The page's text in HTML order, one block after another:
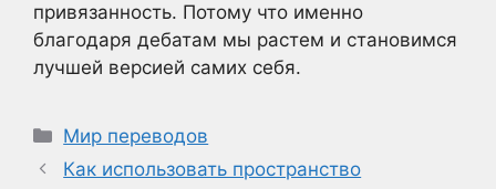
привязанность. Потому что именно
благодаря дебатам мы растем и становимся
лучшей версией самих себя.
Рубрики
Мир переводов
Как использовать пространство